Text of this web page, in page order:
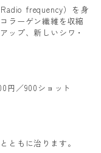
frequency）を身
ラーゲン繊維を収縮
ップ、新しいシワ・
円／900ショット
ともに治ります。